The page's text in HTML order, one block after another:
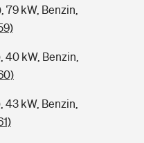
79 kW, Benzin,
40 kW, Benzin,
43 kW, Benzin,